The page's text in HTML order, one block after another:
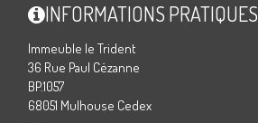
INFORMATIONS PRATIQUES
Immeuble le Trident
36 Rue Paul Cézanne
BP.1057
68051 Mulhouse Cedex